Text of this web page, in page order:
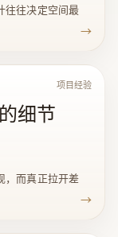
往往决定空间最
→
项目经验
细节
，而真正拉开差
→